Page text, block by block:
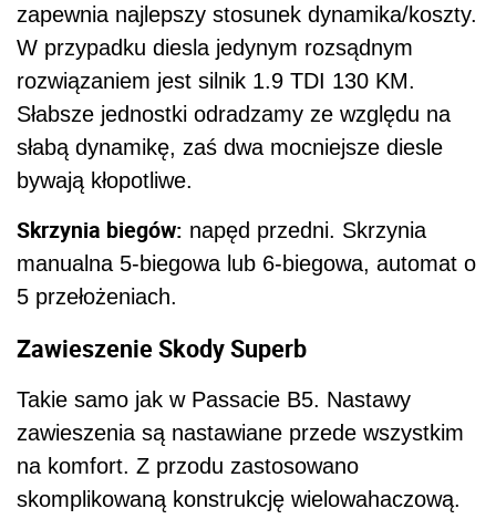
zapewnia najlepszy stosunek dynamika/koszty.
W przypadku diesla jedynym rozsądnym
rozwiązaniem jest silnik 1.9 TDI 130 KM.
Słabsze jednostki odradzamy ze względu na
słabą dynamikę, zaś dwa mocniejsze diesle
bywają kłopotliwe.
Skrzynia biegów: napęd przedni. Skrzynia
manualna 5-biegowa lub 6-biegowa, automat o
5 przełożeniach.
Zawieszenie Skody Superb
Takie samo jak w Passacie B5. Nastawy
zawieszenia są nastawiane przede wszystkim
na komfort. Z przodu zastosowano
skomplikowaną konstrukcję wielowahaczową.